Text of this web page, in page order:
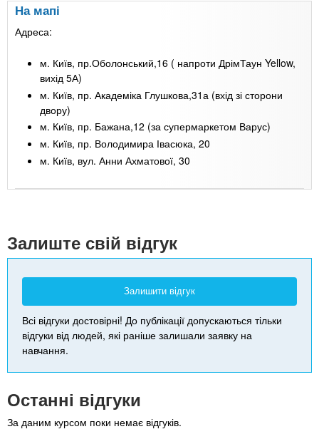
На мапі
Адреса:
м. Київ, пр.Оболонський,16 ( напроти ДрімТаун Yellow,
вихід 5А)
м. Київ, пр. Академіка Глушкова,31а (вхід зі сторони
двору)
м. Київ, пр. Бажана,12 (за супермаркетом Варус)
м. Київ, пр. Володимира Івасюка, 20
м. Київ, вул. Анни Ахматової, 30
Залиште свій відгук
Залишити відгук
Всі відгуки достовірні! До публікації допускаються тільки
відгуки від людей, які раніше залишали заявку на
навчання.
Останні відгуки
За даним курсом поки немає відгуків.